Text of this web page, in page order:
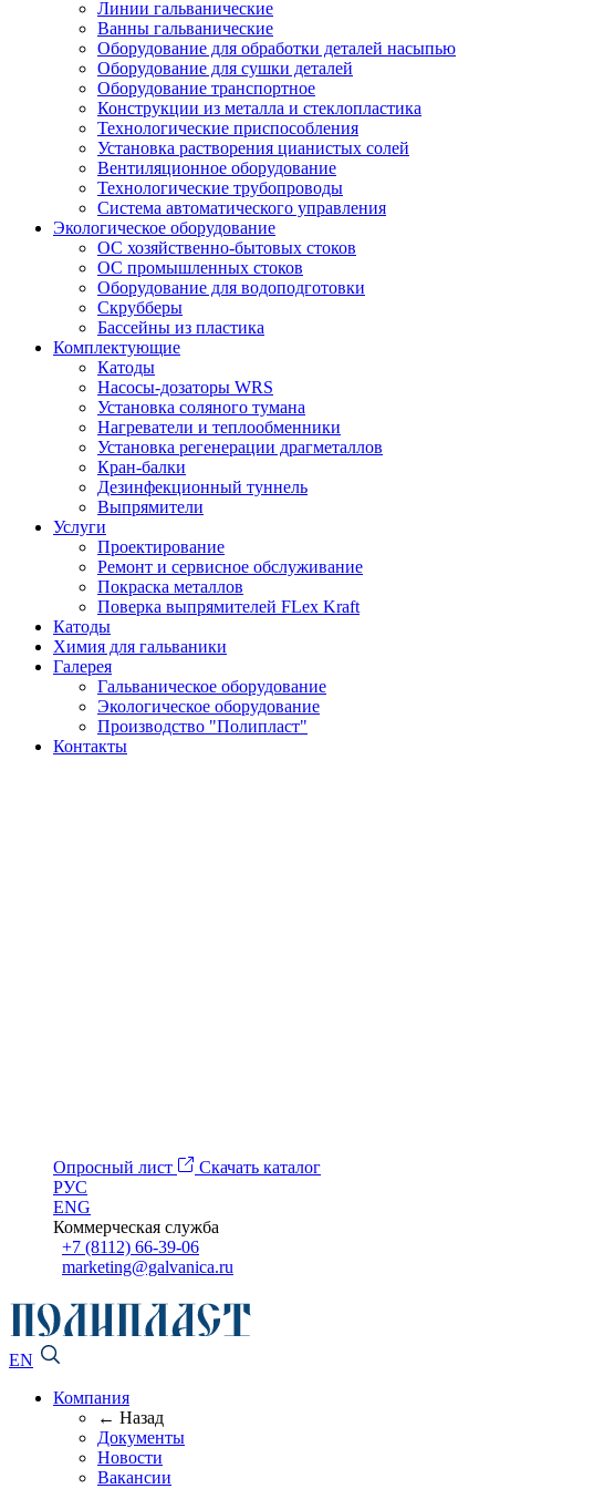
Линии гальванические
Ванны гальванические
Оборудование для обработки деталей насыпью
Оборудование для сушки деталей
Оборудование транспортное
Конструкции из металла и стеклопластика
Технологические приспособления
Установка растворения цианистых солей
Вентиляционное оборудование
Технологические трубопроводы
Система автоматического управления
Экологическое оборудование
ОС хозяйственно-бытовых стоков
ОС промышленных стоков
Оборудование для водоподготовки
Скрубберы
Бассейны из пластика
Комплектующие
Катоды
Насосы-дозаторы WRS
Установка соляного тумана
Нагреватели и теплообменники
Установка регенерации драгметаллов
Кран-балки
Дезинфекционный туннель
Выпрямители
Услуги
Проектирование
Ремонт и сервисное обслуживание
Покраска металлов
Поверка выпрямителей FLex Kraft
Катоды
Химия для гальваники
Галерея
Гальваническое оборудование
Экологическое оборудование
Производство "Полипласт"
Контакты
Опросный лист
Скачать каталог
РУС
ENG
Коммерческая служба
+7 (8112) 66-39-06
marketing@galvanica.ru
EN
Компания
← Назад
Документы
Новости
Вакансии